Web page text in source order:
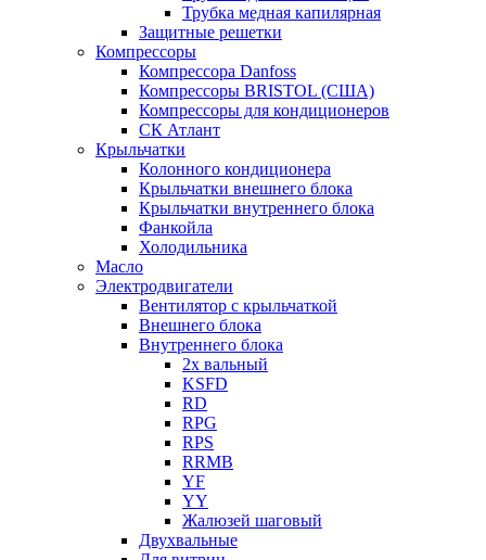
Трубка медная капилярная
Защитные решетки
Компрессоры
Компрессора Danfoss
Компрессоры BRISTOL (США)
Компрессоры для кондиционеров
СК Атлант
Крыльчатки
Колонного кондиционера
Крыльчатки внешнего блока
Крыльчатки внутреннего блока
Фанкойла
Холодильника
Масло
Электродвигатели
Вентилятор с крыльчаткой
Внешнего блока
Внутреннего блока
2х вальный
KSFD
RD
RPG
RPS
RRMB
YF
YY
Жалюзей шаговый
Двухвальные